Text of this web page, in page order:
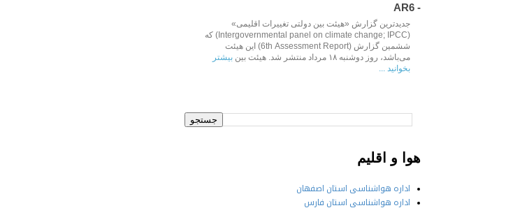
- AR6
جدیدترین گزارش «هیئت بین دولتی تغییرات اقلیمی»
(Intergovernmental panel on climate change; IPCC) که
ششمین گزارش (6th Assessment Report) این هیئت
می‌باشد، روز دوشنبه ۱۸ مرداد منتشر شد. هیئت بین
بیشتر
بخوانید ...
هوا و اقلیم
اداره هواشناسی استان اصفهان
اداره هواشناسی استان فارس